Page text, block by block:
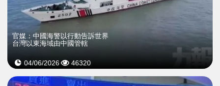
官媒：中國海警以行動告訴世界
台灣以東海域由中國管轄
04/06/2026 46320